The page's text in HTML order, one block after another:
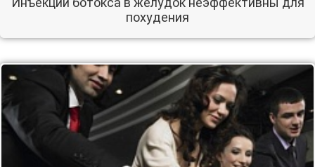
похудения